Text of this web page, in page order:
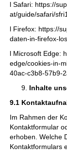
l Safari: https://
at/guide/safari/
l Firefox: https://
daten-in-firefox-
l Microsoft Edge:
edge/cookies-in-
40ac-c3b8-57b9-
Inhalte
9.1
Im Rahmen der
Kontaktformular
erhoben. Welche
Kontaktformulars